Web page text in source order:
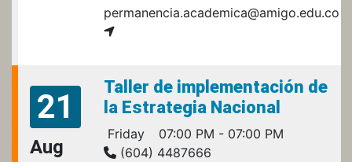
permanencia.academica@amigo.edu.co
21
Aug
Taller de implementación de
la Estrategia Nacional
Friday
07:00 PM - 07:00 PM
(604) 4487666